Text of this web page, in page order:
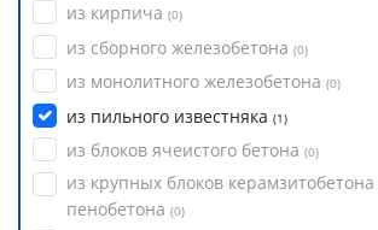
из кирпича (0)
из сборного железобетона (0)
из монолитного железобетона (0)
из пильного известняка (1)
из блоков ячеистого бетона (0)
из крупных блоков
пенобетона (0)